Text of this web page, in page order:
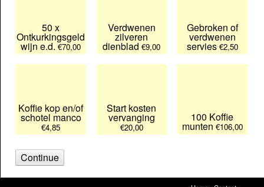
50 x
Ontkurkingsgeld
wijn e.d.€70,00
Verdwenen
zilveren
dienblad €9,00
Gebroken of
verdwenen
servies €2,50
Koffie kop en/of
schotel manco
€4,85
Start kosten
vervanging
€20,00
100 Koffie
munten €106,00
Continue